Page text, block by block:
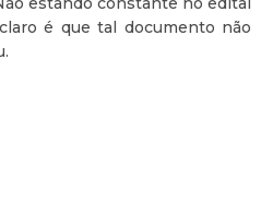
é que tal documento não